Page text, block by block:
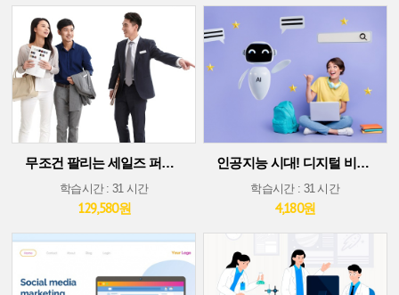
무조건 팔리는 세일즈 퍼포먼스 스킬
학습시간 : 31 시간
129,580원
인공지능 시대! 디지털 비즈니스 플랫폼에서 살아남기(30차시 ver)
학습시간 : 31 시간
4,180원